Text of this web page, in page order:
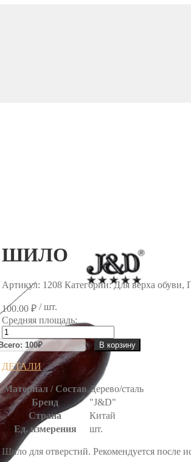
ШИЛО
Артикул: 1208 Категории: Для верха
100.00 ₽/ шт.
Средняя площадь:
Количество
товара
ШИЛО
В корзину
ДЕТАЛИ
Материал / Состав Дерево/сталь
Бренд
"J&D"
Страна
Китай
Ед. измерения
шт.
Шило для отверстий. Рекомендуется после